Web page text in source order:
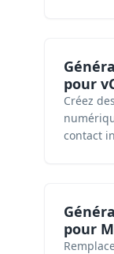
pour
Créez
contact
pour